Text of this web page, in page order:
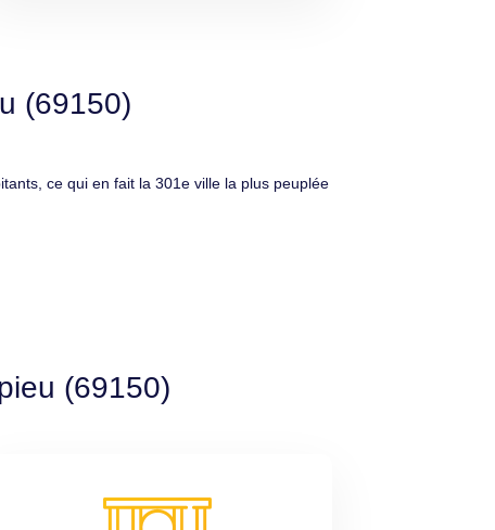
(69150)
ce qui en fait la 301e ville la plus peuplée
(69150)